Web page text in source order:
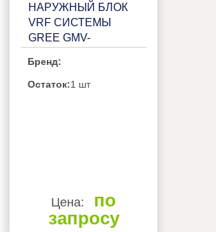
НАРУЖНЫЙ БЛОК
VRF СИСТЕМЫ
GREE GMV-
Бренд:
Остаток:1 шт
Цена:
по
запросу